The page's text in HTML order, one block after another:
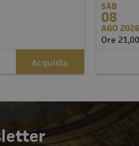
Acquista
SAB
08
AGO
Ore